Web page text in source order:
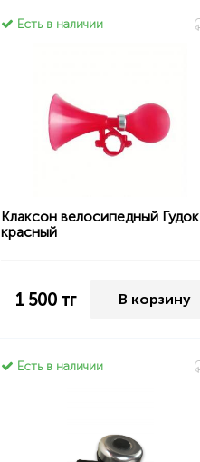
Есть в наличии
Клаксон велосипедный Гудок
красный
1 500 тг В корзину
Есть в наличии